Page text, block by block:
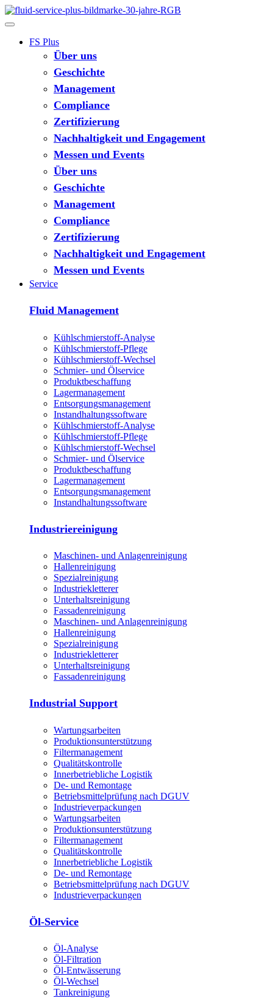
FS Plus
Über uns
Geschichte
Management
Compliance
Zertifizierung
Nachhaltigkeit und Engagement
Messen und Events
Über uns
Geschichte
Management
Compliance
Zertifizierung
Nachhaltigkeit und Engagement
Messen und Events
Service
Fluid Management
Kühlschmierstoff-Analyse
Kühlschmierstoff-Pflege
Kühlschmierstoff-Wechsel
Schmier- und Ölservice
Produktbeschaffung
Lagermanagement
Entsorgungs­management
Instandhaltungs­software
Kühlschmierstoff-Analyse
Kühlschmierstoff-Pflege
Kühlschmierstoff-Wechsel
Schmier- und Ölservice
Produktbeschaffung
Lagermanagement
Entsorgungs­management
Instandhaltungs­software
Industriereinigung
Maschinen- und Anlagenreinigung
Hallenreinigung
Spezialreinigung
Industriekletterer
Unterhaltsreinigung
Fassadenreinigung
Maschinen- und Anlagenreinigung
Hallenreinigung
Spezialreinigung
Industriekletterer
Unterhaltsreinigung
Fassadenreinigung
Industrial Support
Wartungsarbeiten
Produktions­unterstützung
Filtermanagement
Qualitätskontrolle
Innerbetriebliche Logistik
De- und Remontage
Betriebsmittelprüfung nach DGUV
Industrieverpackungen
Wartungsarbeiten
Produktions­unterstützung
Filtermanagement
Qualitätskontrolle
Innerbetriebliche Logistik
De- und Remontage
Betriebsmittelprüfung nach DGUV
Industrieverpackungen
Öl-Service
Öl-Analyse
Öl-Filtration
Öl-Entwässerung
Öl-Wechsel
Tankreinigung